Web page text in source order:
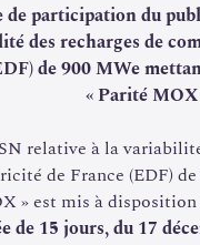
à la consultation du
le contenu et la
», ces éléments
en
l’ASN. La demande
et le projet de
la disposition du
de participation du
des recharges de
de 900 MWe
« Parité MOX
relative à la
de France (EDF)
» est mis à
de 15 jours,du 17